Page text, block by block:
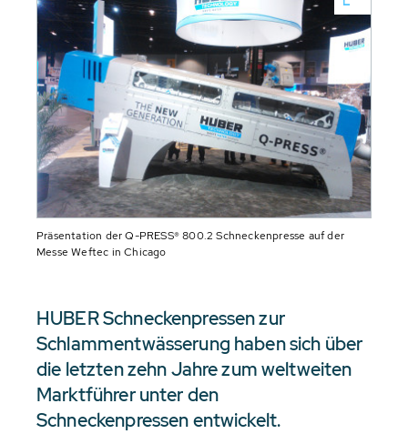
Präsentation der Q-PRESS® 800.2 Schneckenpresse auf der
Messe Weftec in Chicago
HUBER Schneckenpressen zur
Schlammentwässerung haben sich über
die letzten zehn Jahre zum weltweiten
Marktführer unter den
Schneckenpressen entwickelt.